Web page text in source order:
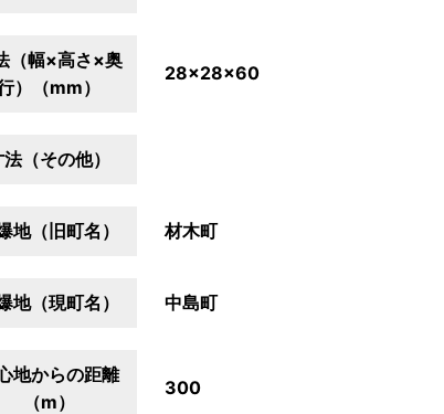
（幅×高さ×奥
）（mm）
28×28×60
（その他）
地（旧町名） 材木町
地（現町名） 中島町
地からの距離
（m）
300